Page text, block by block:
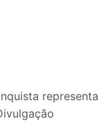
representa